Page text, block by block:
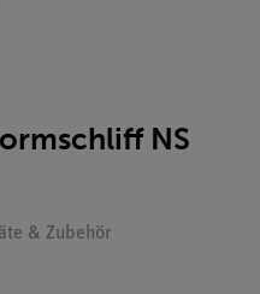
NS
& Zubehör